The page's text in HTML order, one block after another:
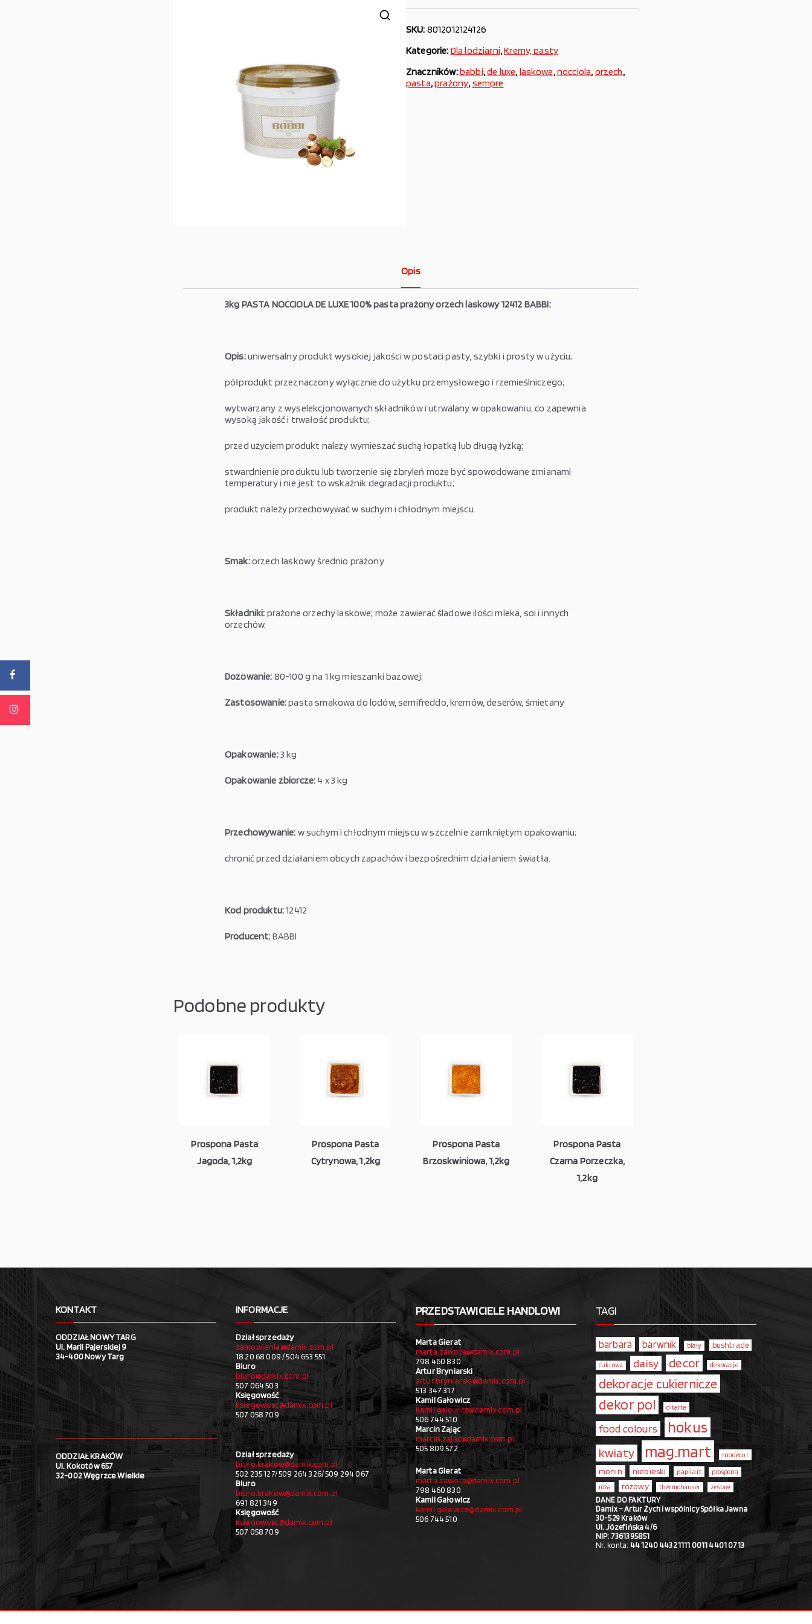
SKU: 8012012124126
Kategorie: Dla lodziarni,Kremy, pasty
Znaczników:babbi,de luxe, laskowe,nocciola, orzech,
pasta,prażony, sempre
Opis
3kg PASTA NOCCIOLA DE LUXE 100% pasta prażony orzech laskowy 12412 BABBI:
Opis:uniwersalny produkt wysokiej jakości w postaci pasty, szybki i prosty w użyciu;
półprodukt przeznaczony wyłącznie do użytku przemysłowego i rzemieślniczego;
wytwarzany z wyselekcjonowanych składników i utrwalany w opakowaniu, co zapewnia
wysoką jakość i trwałość produktu;
przed użyciem produkt należy wymieszać suchą łopatką lub długą łyżką;
stwardnienie produktu lub tworzenie się zbryleń może być spowodowane zmianami
temperatury i nie jest to wskaźnik degradacji produktu;
produkt należy przechowywać w suchym i chłodnym miejscu.
Smak:orzech laskowy średnio prażony
Składniki: prażone orzechy laskowe; może zawierać śladowe ilości mleka, soi i innych
orzechów.
Dozowanie: 80-100 g na 1 kg mieszanki bazowej;
Zastosowanie:pasta smakowa do lodów, semifreddo, kremów, deserów, śmietany
Opakowanie:3 kg
Opakowanie zbiorcze: 4 x 3 kg
Przechowywanie: w suchym i chłodnym miejscu w szczelnie zamkniętym opakowaniu;
chronić przed działaniem obcych zapachów i bezpośrednim działaniem światła.
Kod produktu:12412
Producent: BABBI
Podobne produkty
Prospona Pasta
Jagoda, 1,2kg
Prospona Pasta
Cytrynowa, 1,2kg
Prospona Pasta
Brzoskwiniowa, 1,2kg
Prospona Pasta
Czarna Porzeczka,
1,2kg
KONTAKT
ODDZIAŁ NOWY TARG
Ul. Marii Pajerskiej 9
34-400 Nowy Targ
ODDZIAŁ KRAKÓW
Ul. Kokotów 657
32-002 Węgrzce Wielkie
INFORMACJE
Dział sprzedaży
zamowienia@damix.com.pl
18 20 68 009 / 504 653 551
Biuro
biuro@damix.com.pl
507 064 503
Księgowość
ksiegowosc@damix.com.pl
507 058 709
Dział sprzedaży
biuro.krakow@damix.com.pl
502 235 127/ 509 264 326/ 509 294 067
Biuro
biuro.krakow@damix.com.pl
691 821 349
Księgowość
ksiegowosc@damix.com.pl
507 058 709
PRZEDSTAWICIELE HANDLOWI
Marta Gierat
marta.zawora@damix.com.pl
798 460 830
Artur Bryniarski
artur.bryniarski@damix.com.pl
513 347 317
Kamil Gałowicz
kamil.galowicz@damix.com.pl
506 744 510
Marcin Zając
marcin.zajac@damix.com.pl
505 809 572
Marta Gierat
marta.zawora@damix.com.pl
798 460 830
Kamil Gałowicz
kamil.galowicz@damix.com.pl
506 744 510
TAGI
barbara barwnik biały bushtrade
cukrowa daisy decor dekoracje
dekoracje cukiernicze
dekor pol ditarte
food colours hokus
kwiaty mag.mart modecor
monin niebieski papilart
prospona
róża
różowy thermohauser zestaw
DANE DO FAKTURY
Damix – Artur Zych i wspólnicy Spółka Jawna
30-529 Kraków
Ul. Józefińska 4/6
NIP: 7361395851
Nr. konta: 44 1240 4432 1111 0011 4401 0713